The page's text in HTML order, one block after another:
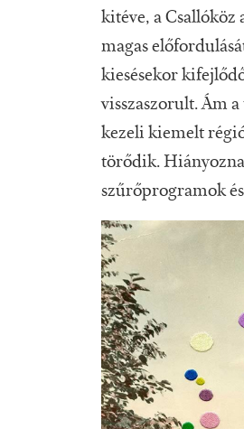
kitéve, a
magas
kiesésekor
visszaszorult. Ám a
kezeli kiemelt
törődik.
szűrőprogramok